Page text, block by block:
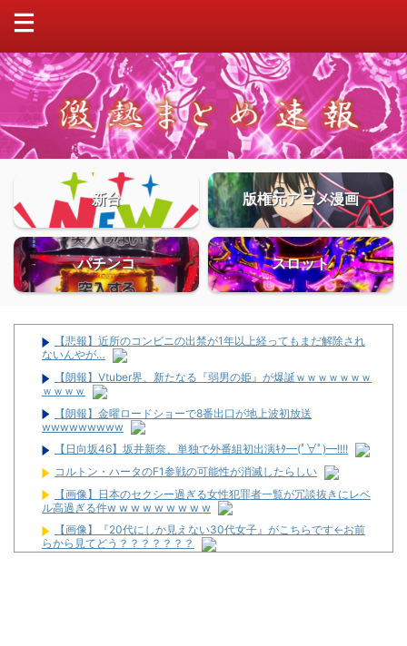
新台 版権元アニメ漫画
パチンコ スロット
【悲報】近所のコンビニの出禁が1年以上経ってもまだ解除され
ないんやが…
【朗報】Vtuber界、新たなる『弱男の姫』が爆誕ｗｗｗｗｗｗｗ
ｗｗｗｗ
【朗報】金曜ロードショーで8番出口が地上波初放送
wwwwwwwww
【日向坂46】坂井新奈、単独で外番組初出演ｷﾀ━(ﾟ∀ﾟ)━!!!!
コルトン・ハータのF1参戦の可能性が消滅したらしい
【画像】日本のセクシー過ぎる女性犯罪者一覧が冗談抜きにレベ
ル高過ぎる件w w w w w w w w w
【画像】『20代にしか見えない30代女子』がこちらです←お前
らから見てどう？？？？？？？